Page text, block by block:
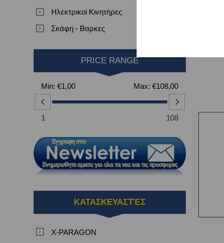
Ηλεκτρικοί Κινητήρες
Σκάφη - Βαρκες
PRICE RANGE
Min: €1,00 Max: €108,00
1 108
ΚΑΤΑΣΚΕΥΑΣΤΈΣ
X-PARAGON